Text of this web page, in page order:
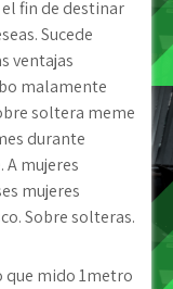
fin de destinar
Sucede
ventajas
malamente
soltera meme
durante
A mujeres
mujeres
Sobre solteras.
que mido 1metro